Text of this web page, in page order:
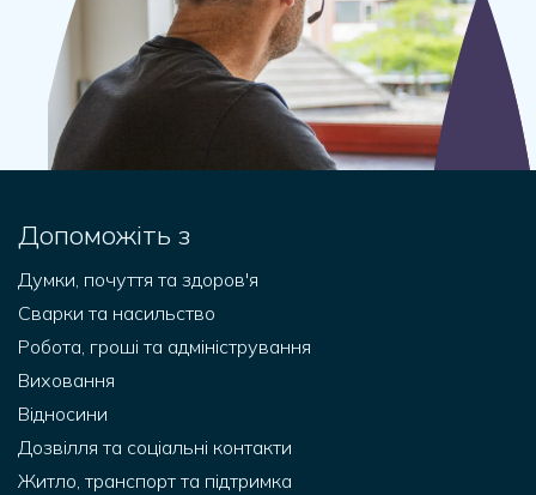
Допоможіть з
Думки, почуття та здоров'я
Сварки та насильство
Робота, гроші та адміністрування
Виховання
Відносини
Дозвілля та соціальні контакти
Житло, транспорт та підтримка